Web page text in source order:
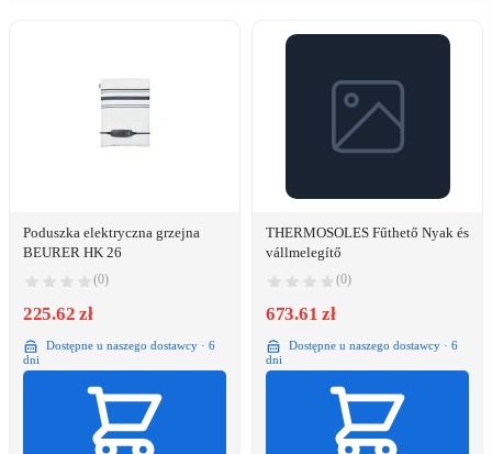
Poduszka elektryczna grzejna
BEURER HK 26
(0)
225.62 zł
Dostępne u naszego dostawcy · 6
dni
THERMOSOLES Fűthető Nyak és
vállmelegítő
(0)
673.61 zł
Dostępne u naszego dostawcy · 6
dni